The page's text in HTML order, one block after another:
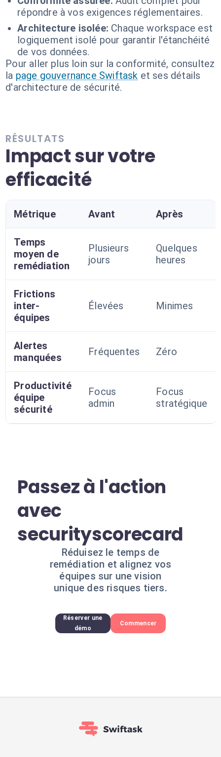
répondre à vos exigences réglementaires.
Architecture isolée: Chaque workspace est
logiquement isolé pour garantir l'étanchéité
de vos données.
Pour aller plus loin sur la conformité, consultez
la page gouvernance Swiftask et ses détails
d'architecture de sécurité.
RÉSULTATS
Impact sur votre
efficacité
Métrique Avant Après
Temps
moyen de
remédiation
Plusieurs
jours
Quelques
heures
Frictions
inter-
équipes
Élevées Minimes
Alertes
manquées
Fréquentes Zéro
Productivité
équipe
sécurité
Focus
admin
Focus
stratégique
Passez à l'action
avec
securityscorecard
Réduisez le temps de
remédiation et alignez vos
équipes sur une vision
unique des risques tiers.
Réserver une
démo
Commencer